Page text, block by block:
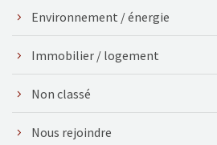
Environnement / énergie
Immobilier / logement
Non classé
Nous rejoindre